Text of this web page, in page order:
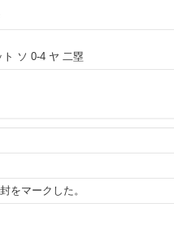
ソ 0-4 ヤ 二塁
をマークした。